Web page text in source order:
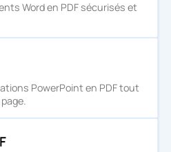
Word en PDF sécurisés et
PowerPoint en PDF tout